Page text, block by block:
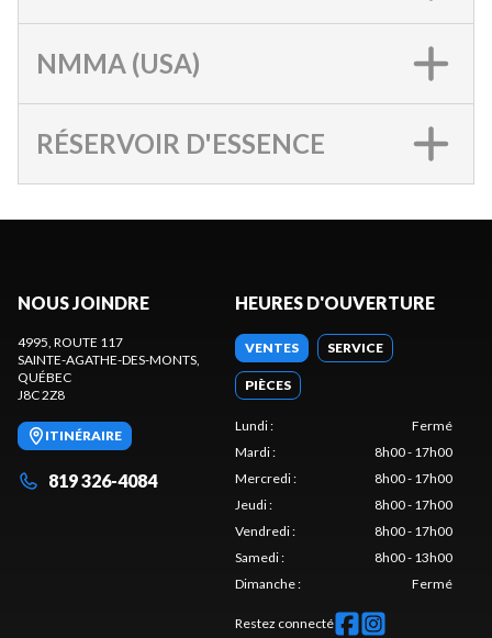
NMMA (USA)
RÉSERVOIR D'ESSENCE
NOUS JOINDRE
4995, ROUTE 117
SAINTE-AGATHE-DES-MONTS
QUÉBEC
J8C 2Z8
ITINÉRAIRE
819 326-4084
HEURES D'OUVERTURE
VENTES SERVICE
PIÈCES
Lundi:
Fermé
Mardi:
8h00 - 17h00
Mercredi:
8h00 - 17h00
Jeudi:
8h00 - 17h00
Vendredi:
8h00 - 17h00
Samedi:
8h00 - 13h00
Dimanche: Fermé
Restez connecté